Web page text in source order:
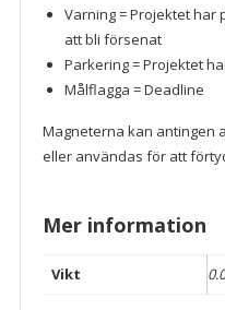
Varning = Projektet har
att bli försenat
Parkering = Projektet
Målflagga = Deadline
Magneterna kan antingen
eller användas för att
Mer information
Vikt